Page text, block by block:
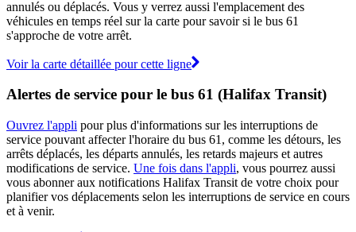
annulés ou déplacés. Vous y verrez aussi l'emplacement des
véhicules en temps réel sur la carte pour savoir si le bus 61
s'approche de votre arrêt.
Voir la carte détaillée pour cette ligne
Alertes de service pour le bus 61 (Halifax Transit)
Ouvrez l'appli pour plus d'informations sur les interruptions de
service pouvant affecter l'horaire du bus 61, comme les détours, les
arrêts déplacés, les départs annulés, les retards majeurs et autres
modifications de service. Une fois dans l'appli, vous pourrez aussi
vous abonner aux notifications Halifax Transit de votre choix pour
planifier vos déplacements selon les interruptions de service en cours
et à venir.